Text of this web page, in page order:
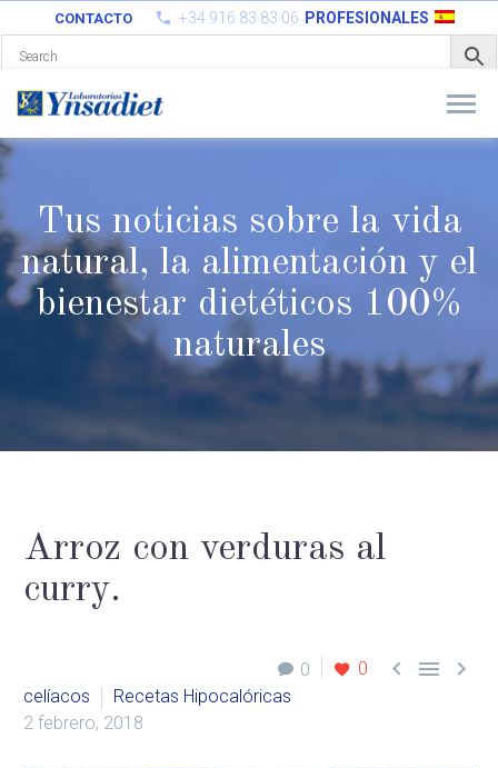
CONTACTO +34 916 83 83 06 PROFESIONALES
Tus noticias sobre la vida
natural, la alimentación y el
bienestar dietéticos 100%
naturales
Arroz con verduras al
curry.
0 0   
celíacos
Recetas Hipocalóricas
2 febrero, 2018